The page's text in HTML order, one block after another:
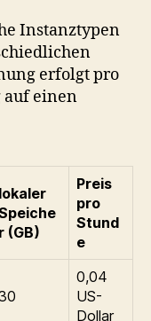
Instanztypen
erfolgt pro
auf einen
lokaler
r (GB)
Preis
pro
Stund
e
0,04
US-
Dollar